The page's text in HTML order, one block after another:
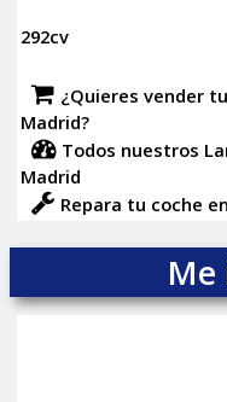
292cv
¿Quieres vender
Madrid?
Todos nuestros
Madrid
Repara tu coche
Me